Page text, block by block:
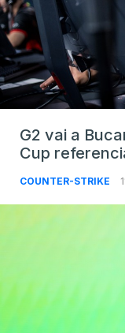
G2 vai a
Cup
COUNTER-STRIKE